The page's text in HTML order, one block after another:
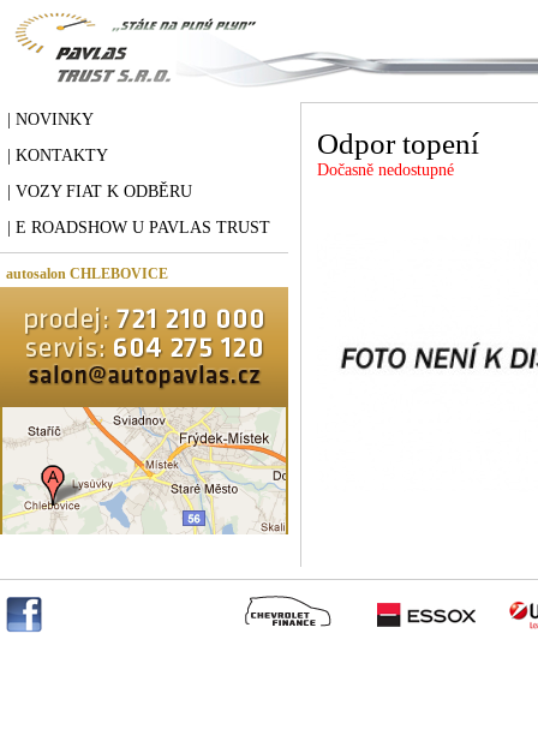
| NOVINKY
| KONTAKTY
| VOZY FIAT K ODBĚRU
| E ROADSHOW U PAVLAS TRUST
autosalon CHLEBOVICE
Odpor topení
Dočasně nedostupné